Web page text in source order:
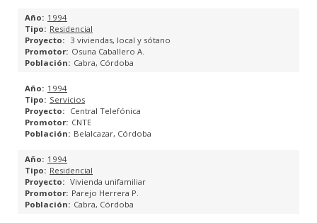
¿QUÉ ES EL BIM?
PROYECTOS
NOTICIAS
CONTACTO
CLIENTES
1994
Residencial
3 viviendas, local y sótano
Osuna Caballero A.
Cabra, Córdoba
1994
Servicios
Central Telefónica
CNTE
Belalcazar, Córdoba
1994
Residencial
Vivienda unifamiliar
Parejo Herrera P.
Cabra, Córdoba